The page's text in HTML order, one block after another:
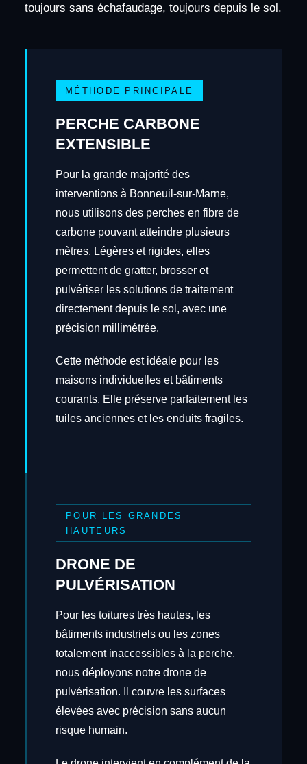
toujours sans échafaudage, toujours depuis le sol.
MÉTHODE PRINCIPALE
PERCHE CARBONE
EXTENSIBLE
Pour la grande majorité des
interventions à Bonneuil-sur-Marne,
nous utilisons des perches en fibre de
carbone pouvant atteindre plusieurs
mètres. Légères et rigides, elles
permettent de gratter, brosser et
pulvériser les solutions de traitement
directement depuis le sol, avec une
précision millimétrée.
Cette méthode est idéale pour les
maisons individuelles et bâtiments
courants. Elle préserve parfaitement les
tuiles anciennes et les enduits fragiles.
POUR LES GRANDES
HAUTEURS
DRONE DE
PULVÉRISATION
Pour les toitures très hautes, les
bâtiments industriels ou les zones
totalement inaccessibles à la perche,
nous déployons notre drone de
pulvérisation. Il couvre les surfaces
élevées avec précision sans aucun
risque humain.